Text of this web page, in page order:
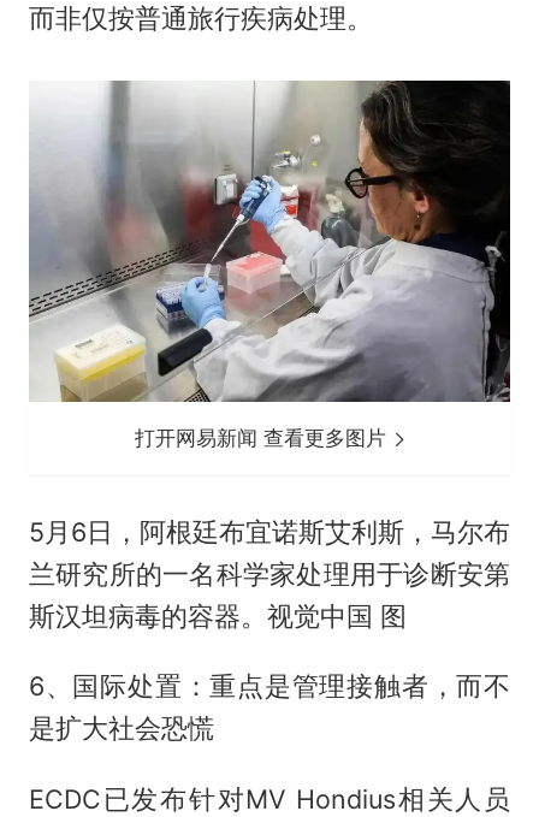
而非仅按普通旅行疾病处理。
打开网易新闻 查看更多图片
5月6日，阿根廷布宜诺斯艾利斯，马尔布
兰研究所的一名科学家处理用于诊断安第
斯汉坦病毒的容器。视觉中国 图
6、国际处置：重点是管理接触者，而不
是扩大社会恐慌
ECDC已发布针对MV Hondius相关人员